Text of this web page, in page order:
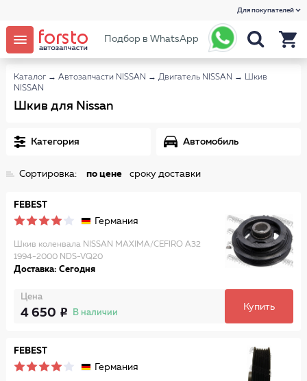
Для покупателей
Подбор в WhatsApp
Каталог → Автозапчасти NISSAN → Двигатель NISSAN → Шкив
NISSAN
Шкив для Nissan
Категория Автомобиль
Сортировка: по цене сроку доставки
FEBEST
Германия
Шкив коленвала NISSAN MAXIMA/CEFIRO A32
1994-2000 NDS-VQ20
Доставка: Сегодня
Цена
4 650 В наличии
Купить
FEBEST
Германия